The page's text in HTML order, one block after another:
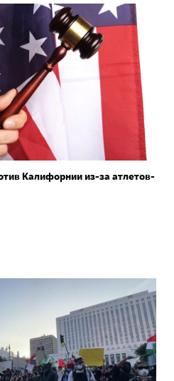
Калифорнии из-за атлетов-